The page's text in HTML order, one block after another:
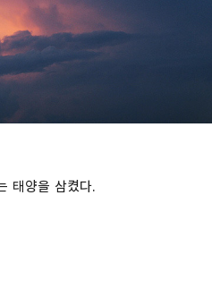
태양을 삼켰다.